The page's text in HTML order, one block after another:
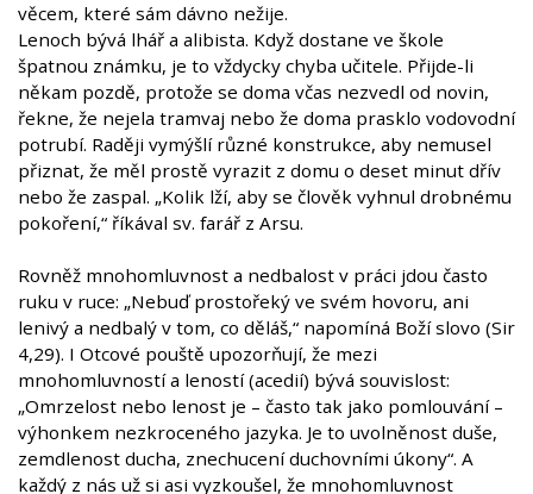
věcem, které sám dávno nežije.
Lenoch bývá lhář a alibista. Když dostane ve škole
špatnou známku, je to vždycky chyba učitele. Přijde-li
někam pozdě, protože se doma včas nezvedl od novin,
řekne, že nejela tramvaj nebo že doma prasklo vodovodní
potrubí. Raději vymýšlí různé konstrukce, aby nemusel
přiznat, že měl prostě vyrazit z domu o deset minut dřív
nebo že zaspal. „Kolik lží, aby se člověk vyhnul drobnému
pokoření,“ říkával sv. farář z Arsu.
Rovněž mnohomluvnost a nedbalost v práci jdou často
ruku v ruce: „Nebuď prostořeký ve svém hovoru, ani
lenivý a nedbalý v tom, co děláš,“ napomíná Boží slovo (Sir
4,29). I Otcové pouště upozorňují, že mezi
mnohomluvností a leností (acedií) bývá souvislost:
„Omrzelost nebo lenost je – často tak jako pomlouvání –
výhonkem nezkroceného jazyka. Je to uvolněnost duše,
zemdlenost ducha, znechucení duchovními úkony“. A
každý z nás už si asi vyzkoušel, že mnohomluvnost